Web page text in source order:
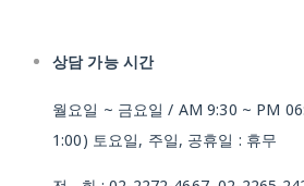
상담 가능 시간
월요일 ~ 금요일 / AM 9:30 ~ PM
1:00) 토요일, 주일, 공휴일 : 휴무